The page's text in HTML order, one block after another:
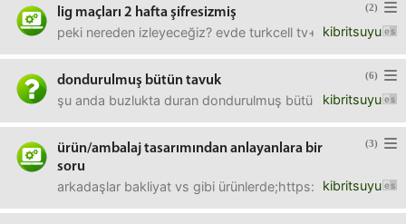
(2)
lig maçları 2 hafta şifresizmiş
kibritsuyu
peki nereden izleyeceğiz? evde turkcell tv+ var.
(6)
dondurulmuş bütün tavuk
kibritsuyu
şu anda buzlukta duran dondurulmuş bütün tavuğu
(3)
ürün/ambalaj tasarımından anlayanlara bir
soru
kibritsuyu
arkadaşlar bakliyat vs gibi ürünlerde;https://